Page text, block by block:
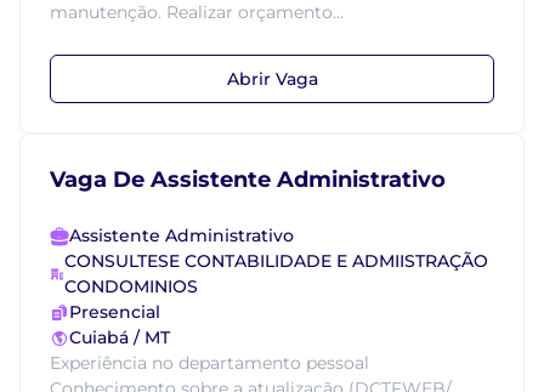
manutenção. Realizar orçamento...
Abrir Vaga
Vaga De Assistente Administrativo
Assistente Administrativo
CONSULTESE CONTABILIDADE E ADMIISTRAÇÃO
CONDOMINIOS
Presencial
Cuiabá / MT
Experiência no departamento pessoal